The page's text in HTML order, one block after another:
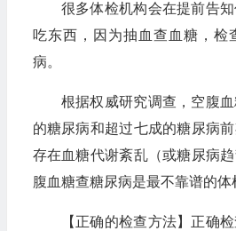
很多体检机构会在提前告
吃东西，因为抽血查血糖，检
病。
根据权威研究调查，空腹
的糖尿病和超过七成的糖尿病
存在血糖代谢紊乱（或糖尿病
腹血糖查糖尿病是最不靠谱的体
【正确的检查方法】正确